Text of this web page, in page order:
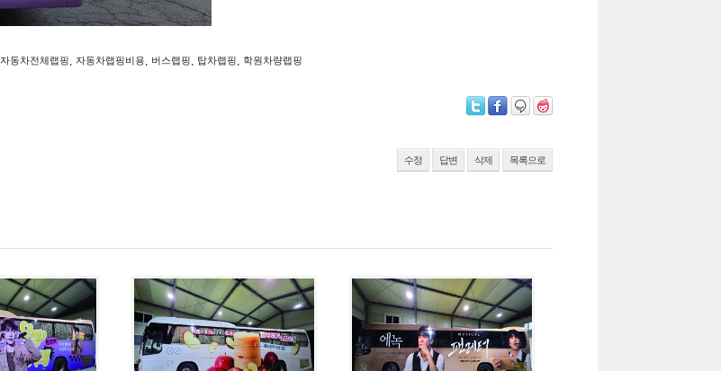
자동차전체랩핑 자동차랩핑비용 버스랩핑 탑차랩핑 학원차량랩핑
수정 답변 삭제 목록으로